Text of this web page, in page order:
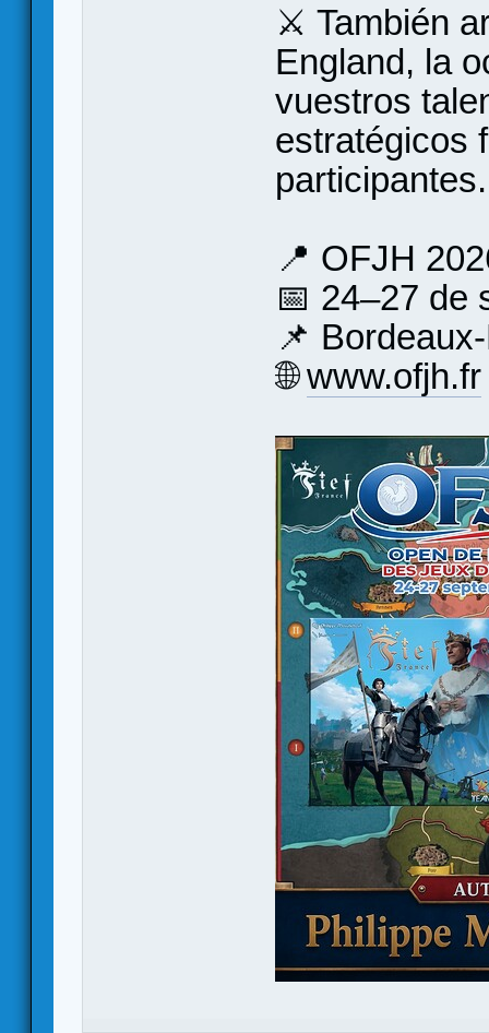
⚔️ También
England, la
vuestros
estratégicos
participantes.
📍 OFJH
📅 24–27 de
📌
🌐www.ofjh.fr